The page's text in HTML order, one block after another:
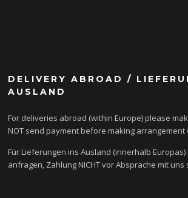
DELIVERY ABROAD /
AUSLAND
For deliveries abroad (within Europe) please
NOT send payment before making arrangement
Für Lieferungen ins Ausland (innerhalb
anfragen, Zahlung NICHT vor Absprache mit uns